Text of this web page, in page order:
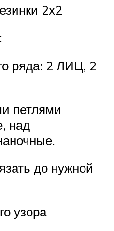
2х2
ряда: 2 ЛИЦ, 2
петлями
над
до нужной
узора